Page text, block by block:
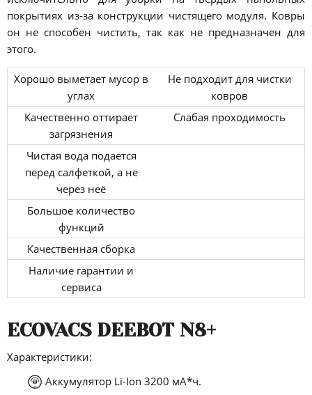
покрытиях из-за конструкции чистящего модуля. Ковры
он не способен чистить, так как не предназначен для
этого.
Хорошо выметает мусор в
углах
Не подходит для чистки
ковров
Качественно оттирает
загрязнения
Слабая проходимость
Чистая вода подается
перед салфеткой, а не
через неё
Большое количество
функций
Качественная сборка
Наличие гарантии и
сервиса
ECOVACS DEEBOT N8+
Характеристики:
Аккумулятор Li-Ion 3200 мА*ч.